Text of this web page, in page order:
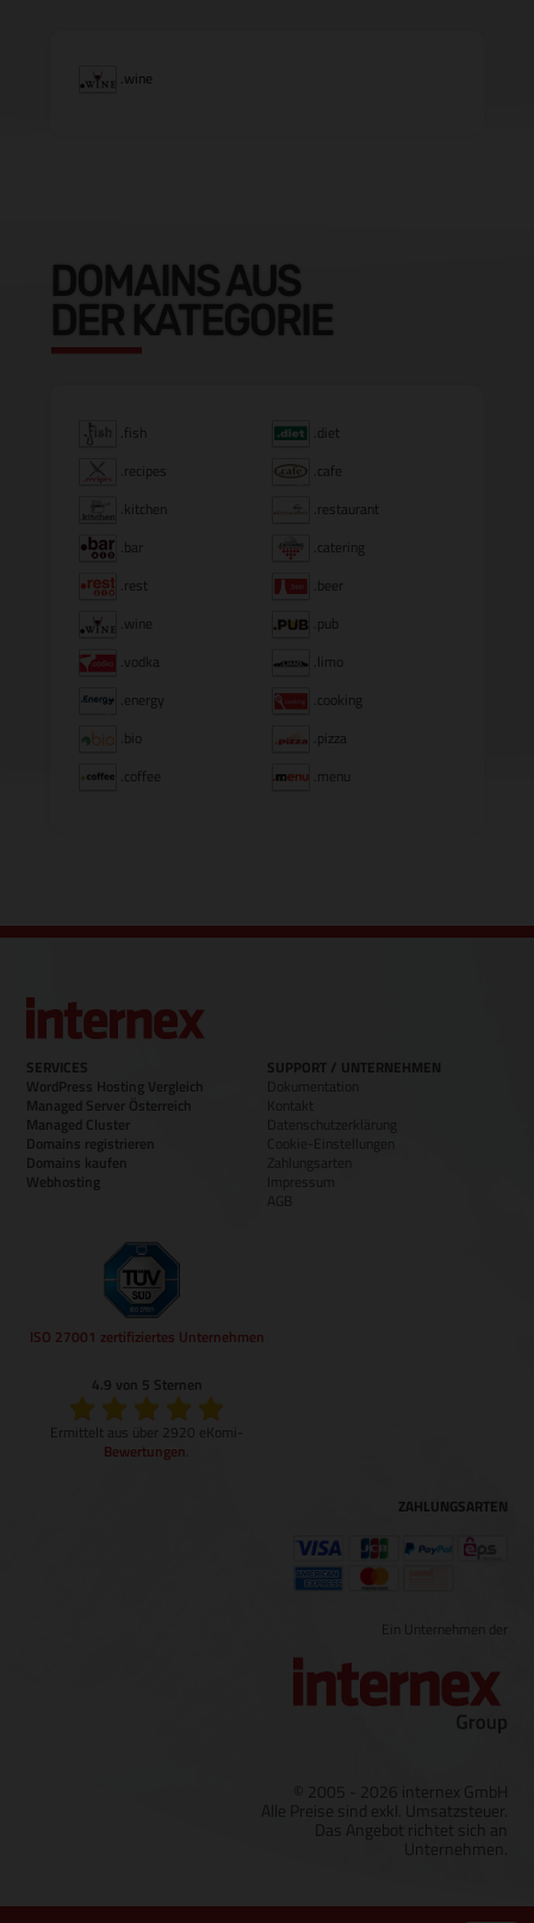
.wine
DOMAINS AUS
DER KATEGORIE
.fish
.diet
.recipes
.cafe
.kitchen
.restaurant
.bar
.catering
.rest
.beer
.wine
.pub
.vodka
.limo
.energy
.cooking
.bio
.pizza
.coffee
.menu
SERVICES
WordPress Hosting Vergleich
Managed Server Österreich
Managed Cluster
Domains registrieren
Domains kaufen
Webhosting
SUPPORT / UNTERNEHMEN
Dokumentation
Kontakt
Datenschutzerklärung
Cookie-Einstellungen
Zahlungsarten
Impressum
AGB
ISO 27001 zertifiziertes Unternehmen
4.9 von 5 Sternen
Ermittelt aus über 2920 eKomi-
Bewertungen
ZAHLUNGSARTEN
Ein Unternehmen der
© 2005 - 2026 internex GmbH
Alle Preise sind exkl. Umsatzsteuer.
Das Angebot richtet sich an
Unternehmen.